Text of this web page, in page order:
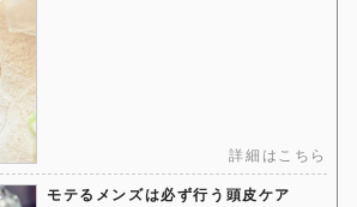
詳細はこちら
モテるメンズは必ず行う頭皮ケア